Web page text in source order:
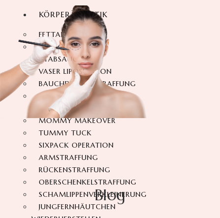
KÖRPERÄSTHETIK
FETTABSAUGUNG
360-GRAD-
FETTABSAUGUNG
VASER LIPOSUKTION
BAUCHDECKENSTRAFFUNG
360-GRAD-
BAUCHSTRAFFUNG
MOMMY MAKEOVER
TUMMY TUCK
SIXPACK OPERATION
ARMSTRAFFUNG
RÜCKENSTRAFFUNG
OBERSCHENKELSTRAFFUNG
SCHAMLIPPENVERKLEINERUNG
JUNGFERNHÄUTCHEN
Blog